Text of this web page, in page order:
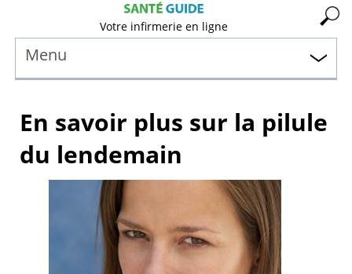
Votre infirmerie en ligne
Menu
En savoir plus sur la pilule
du lendemain